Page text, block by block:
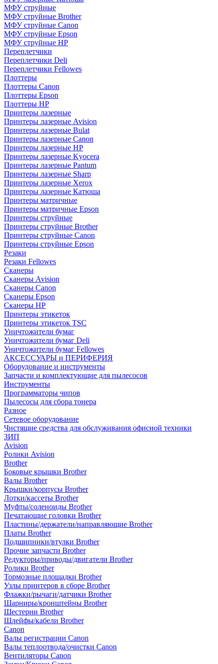
МФУ струйные
МФУ струйные Brother
МФУ струйные Canon
МФУ струйные Epson
МФУ струйные HP
Переплетчики
Переплетчики Deli
Переплетчики Fellowes
Плоттеры
Плоттеры Canon
Плоттеры Epson
Плоттеры HP
Принтеры лазерные
Принтеры лазерные Avision
Принтеры лазерные Bulat
Принтеры лазерные Canon
Принтеры лазерные HP
Принтеры лазерные Kyocera
Принтеры лазерные Pantum
Принтеры лазерные Sharp
Принтеры лазерные Xerox
Принтеры лазерные Катюша
Принтеры матричные
Принтеры матричные Epson
Принтеры струйные
Принтеры струйные Brother
Принтеры струйные Canon
Принтеры струйные Epson
Резаки
Резаки Fellowes
Сканеры
Сканеры Avision
Сканеры Canon
Сканеры Epson
Сканеры HP
Принтеры этикеток
Принтеры этикеток TSC
Уничтожители бумаг
Уничтожители бумаг Deli
Уничтожители бумаг Fellowes
АКСЕССУАРЫ и ПЕРИФЕРИЯ
Оборудование и инструменты
Запчасти и комплектующие для пылесосов
Инструменты
Программаторы чипов
Пылесосы для сбора тонера
Разное
Сетевое оборудование
Чистящие средства для обслуживания офисной техники
ЗИП
Avision
Ролики Avision
Brother
Боковые крышки Brother
Валы Brother
Крышки/корпусы Brother
Лотки/кассеты Brother
Муфты/соленоиды Brother
Печатающие головки Brother
Пластины/держатели/направляющие Brother
Платы Brother
Подшипники/втулки Brother
Прочие запчасти Brother
Редукторы/приводы/двигатели Brother
Ролики Brother
Тормозные площадки Brother
Узлы принтеров в сборе Brother
Флажки/рычаги/датчики Brother
Шарниры/кронштейны Brother
Шестерни Brother
Шлейфы/кабели Brother
Canon
Валы регистрации Canon
Валы теплоотвода/очистки Canon
Вентиляторы Canon